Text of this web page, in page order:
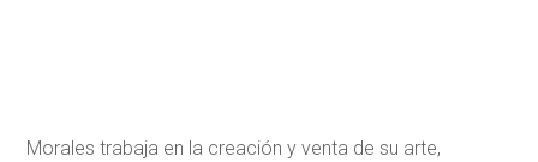
Morales trabaja en la creación y venta de su arte,